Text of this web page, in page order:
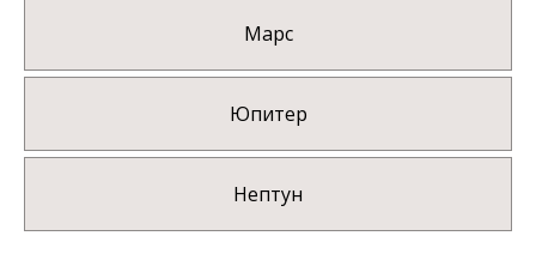
Марс
Юпитер
Нептун